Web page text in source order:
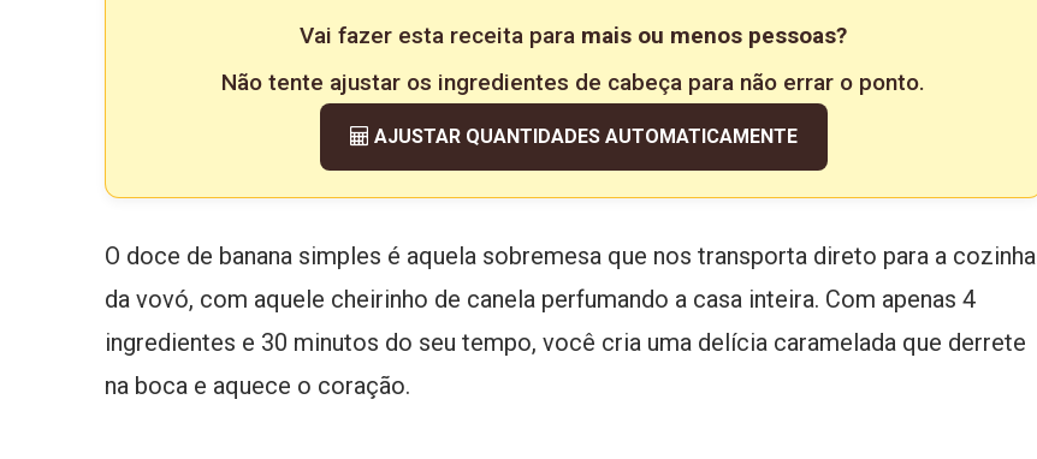
Vai fazer esta receita para mais ou menos pessoas?
Não tente ajustar os ingredientes de cabeça para não errar o ponto.
AJUSTAR QUANTIDADES AUTOMATICAMENTE
O doce de banana simples é aquela sobremesa que nos transporta direto para a cozinha
da vovó, com aquele cheirinho de canela perfumando a casa inteira. Com apenas 4
ingredientes e 30 minutos do seu tempo, você cria uma delícia caramelada que derrete
na boca e aquece o coração.